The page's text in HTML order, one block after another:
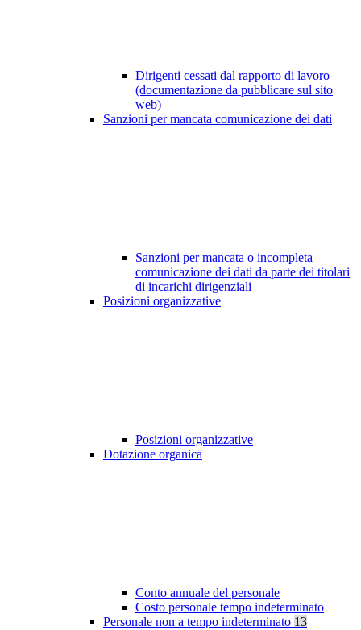
Dirigenti cessati dal rapporto di lavoro
(documentazione da pubblicare sul sito
web)
Sanzioni per mancata comunicazione dei dati
Sanzioni per mancata o incompleta
comunicazione dei dati da parte dei titolari
di incarichi dirigenziali
Posizioni organizzative
Posizioni organizzative
Dotazione organica
Conto annuale del personale
Costo personale tempo indeterminato
Personale non a tempo indeterminato 13